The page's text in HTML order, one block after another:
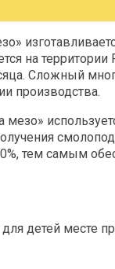
на
Сложный
производства.
тем самым
детей месте